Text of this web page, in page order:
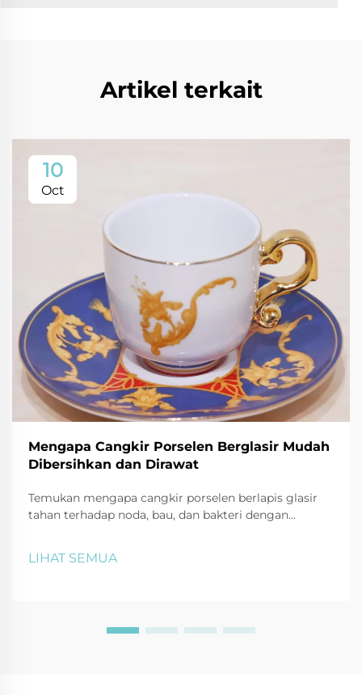
Artikel terkait
10
Oct
Mengapa Cangkir Porselen Berglasir Mudah
Dibersihkan dan Dirawat
Temukan mengapa cangkir porselen berlapis glasir
tahan terhadap noda, bau, dan bakteri dengan
dan lainnya. Jaga cangkir tetap seperti baru—klik
LIHAT SEMUA